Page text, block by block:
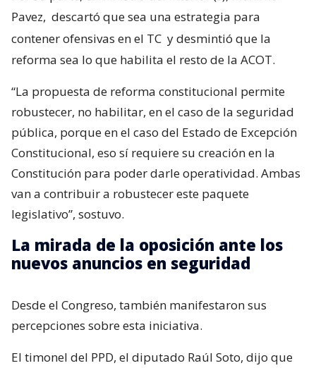
Pavez, descartó que sea una estrategia para
contener ofensivas en el TC y desmintió que la
reforma sea lo que habilita el resto de la ACOT.
“La propuesta de reforma constitucional permite
robustecer, no habilitar, en el caso de la seguridad
pública, porque en el caso del Estado de Excepción
Constitucional, eso sí requiere su creación en la
Constitución para poder darle operatividad. Ambas
van a contribuir a robustecer este paquete
legislativo”, sostuvo.
La mirada de la oposición ante los
nuevos anuncios en seguridad
Desde el Congreso, también manifestaron sus
percepciones sobre esta iniciativa.
El timonel del PPD, el diputado Raúl Soto, dijo que